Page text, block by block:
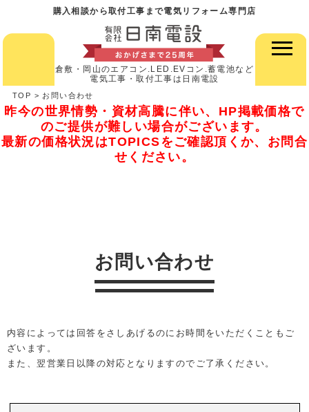
購入相談から取付工事まで電気リフォーム専門店
倉敷・岡山のエアコン.LED.EVコン.蓄電池など
電気工事・取付工事は日南電設
TOP > お問い合わせ
昨今の世界情勢・資材高騰に伴い、HP掲載価格で
のご提供が難しい場合がございます。
最新の価格状況はTOPICSをご確認頂くか、お問合
せください。
お問い合わせ
内容によっては回答をさしあげるのにお時間をいただくこともご
ざいます。
また、翌営業日以降の対応となりますのでご了承ください。